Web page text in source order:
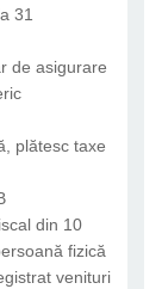
31
de asigurare
plătesc taxe
din 10
fizică
venituri